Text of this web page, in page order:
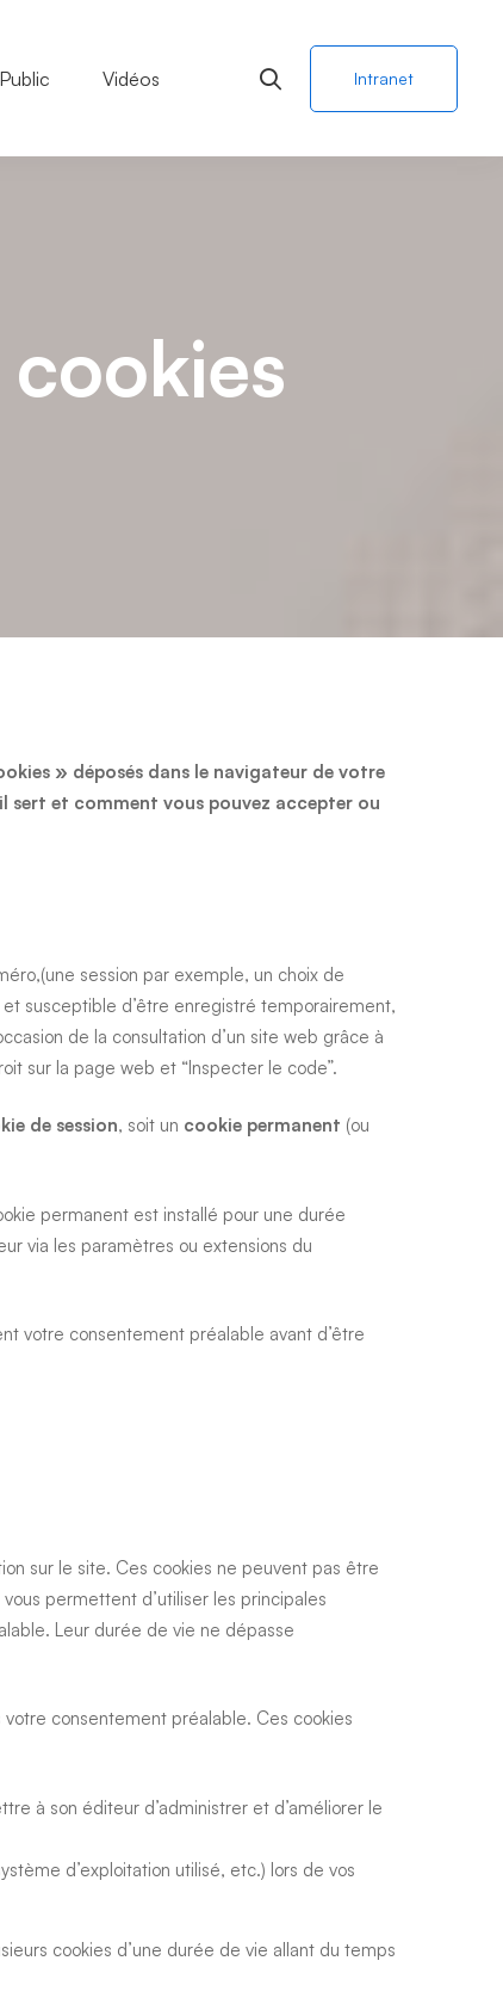
Vidéos Intranet
» déposés dans le navigateur de votre
sert et comment vous pouvez accepter ou
session par exemple, un choix de
susceptible d’être enregistré temporairement,
de la consultation d’un site web grâce à
sur la page web et “Inspecter le code”.
de session, soit un cookie permanent (ou
permanent est installé pour une durée
via les paramètres ou extensions du
votre consentement préalable avant d’être
sur le site. Ces cookies ne peuvent pas être
permettent d’utiliser les principales
Leur durée de vie ne dépasse
consentement préalable. Ces cookies
à son éditeur d’administrer et d’améliorer le
d’exploitation utilisé, etc.) lors de vos
cookies d’une durée de vie allant du temps